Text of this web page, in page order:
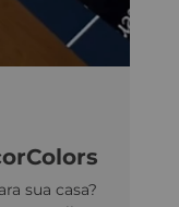
sua casa?